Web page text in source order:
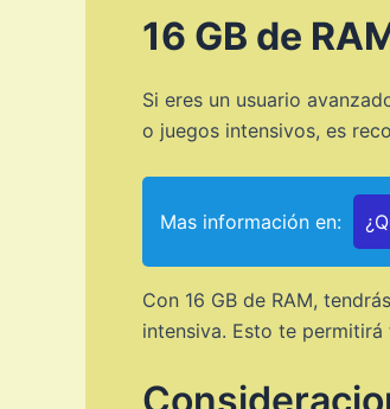
16 GB de
Si eres un usuario
o juegos intensivos, es
Mas información en:
Con 16 GB de RAM,
intensiva. Esto te